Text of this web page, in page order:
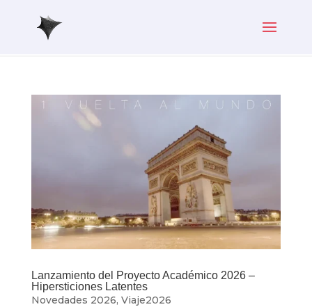
Lanzamiento del Proyecto Académico 2026 –
Hipersticiones Latentes
Novedades 2026, Viaje2026